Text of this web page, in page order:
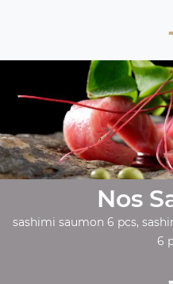
Nos
sashimi saumon 6 pcs,
6